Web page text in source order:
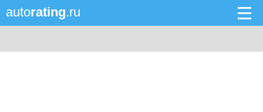
autorating.ru